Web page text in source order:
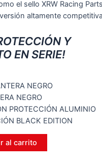
el sello XRW Racing
altamente
Y
EN SERIE!
NEGRO
NEGRO
PROTECCIÓN ALUMINIO
BLACK EDITION
al carrito